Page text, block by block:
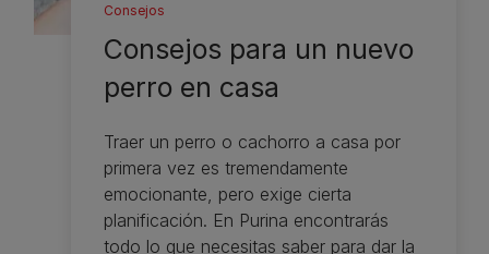
Consejos
Consejos para un nuevo
perro en casa
Traer un perro o cachorro a casa por
primera vez es tremendamente
emocionante, pero exige cierta
planificación. En Purina encontrarás
todo lo que necesitas saber para dar la